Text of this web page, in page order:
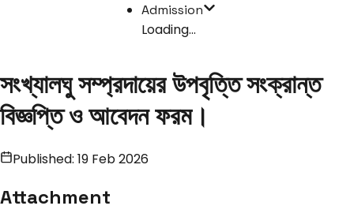
Admission
Loading...
সংখ্যালঘু সম্প্রদায়ের উপবৃত্তি সংক্রান্ত
বিজ্ঞপ্তি ও আবেদন ফরম।
Published: 19 Feb 2026
Attachment